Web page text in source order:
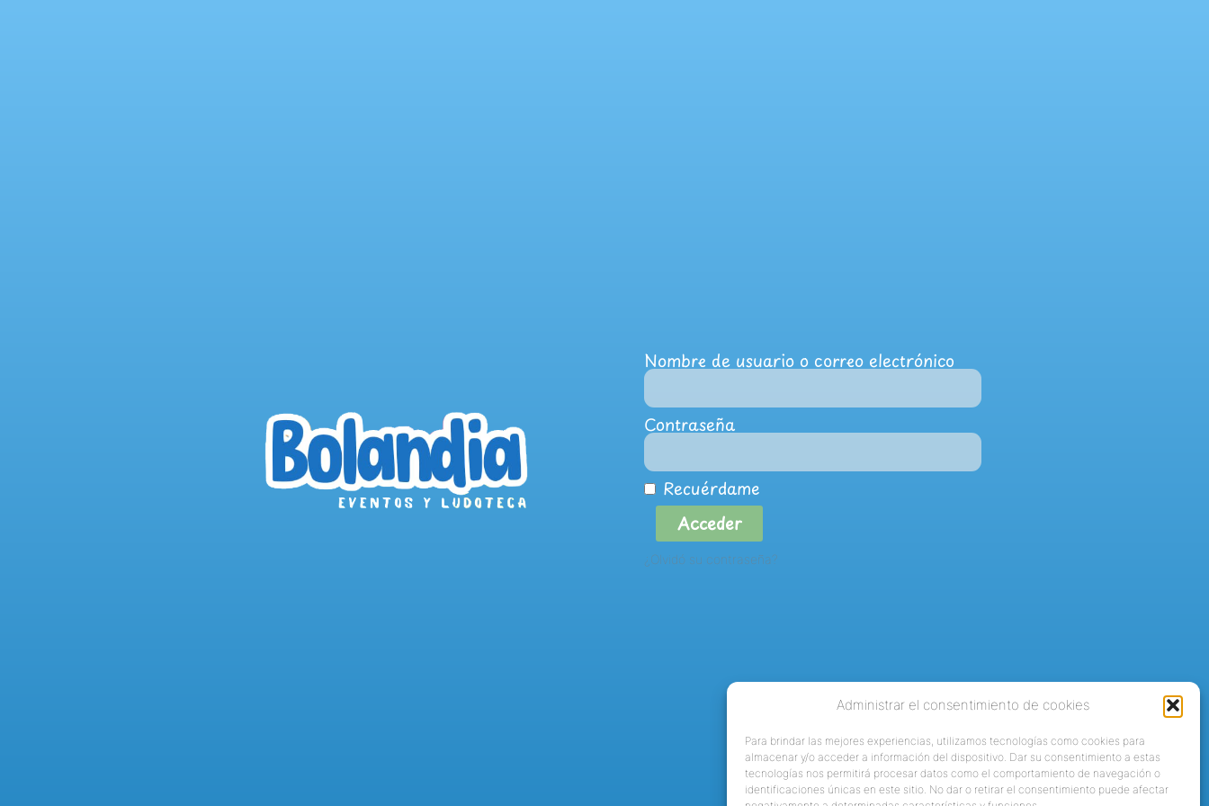
Administrar el consentimiento de cookies
Para brindar las mejores experiencias, utilizamos tecnologías como cookies para
almacenar y/o acceder a información del dispositivo. Dar su consentimiento a estas
tecnologías nos permitirá procesar datos como el comportamiento de navegación o
identificaciones únicas en este sitio. No dar o retirar el consentimiento puede afectar
Nombre de usuario o correo electrónico
Contraseña
Recuérdame
Acceder
¿Olvidó su contraseña?